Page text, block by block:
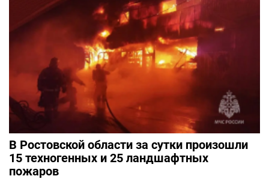
В Ростовской области за сутки произошли
15 техногенных и 25 ландшафтных
пожаров